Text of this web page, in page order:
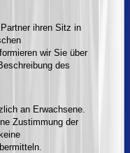
ihren Sitz in
wir Sie über
des
an Erwachsene.
Zustimmung der